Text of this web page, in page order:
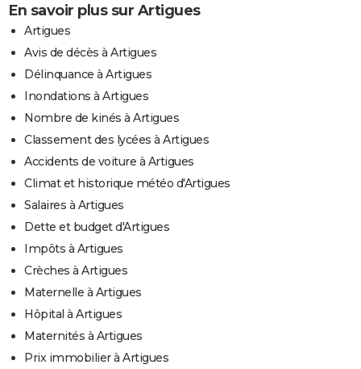
En savoir plus sur Artigues
Artigues
Avis de décès à Artigues
Délinquance à Artigues
Inondations à Artigues
Nombre de kinés à Artigues
Classement des lycées à Artigues
Accidents de voiture à Artigues
Climat et historique météo d'Artigues
Salaires à Artigues
Dette et budget d'Artigues
Impôts à Artigues
Crèches à Artigues
Maternelle à Artigues
Hôpital à Artigues
Maternités à Artigues
Prix immobilier à Artigues